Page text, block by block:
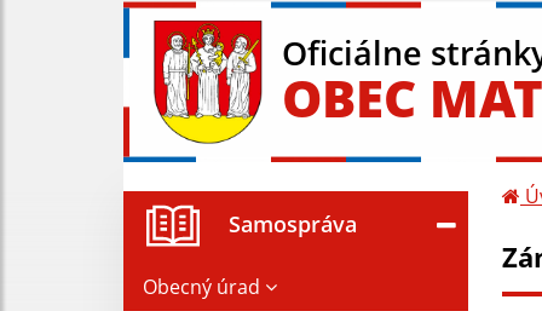
Oficiálne
OBEC
Samospráva
Obecný úrad